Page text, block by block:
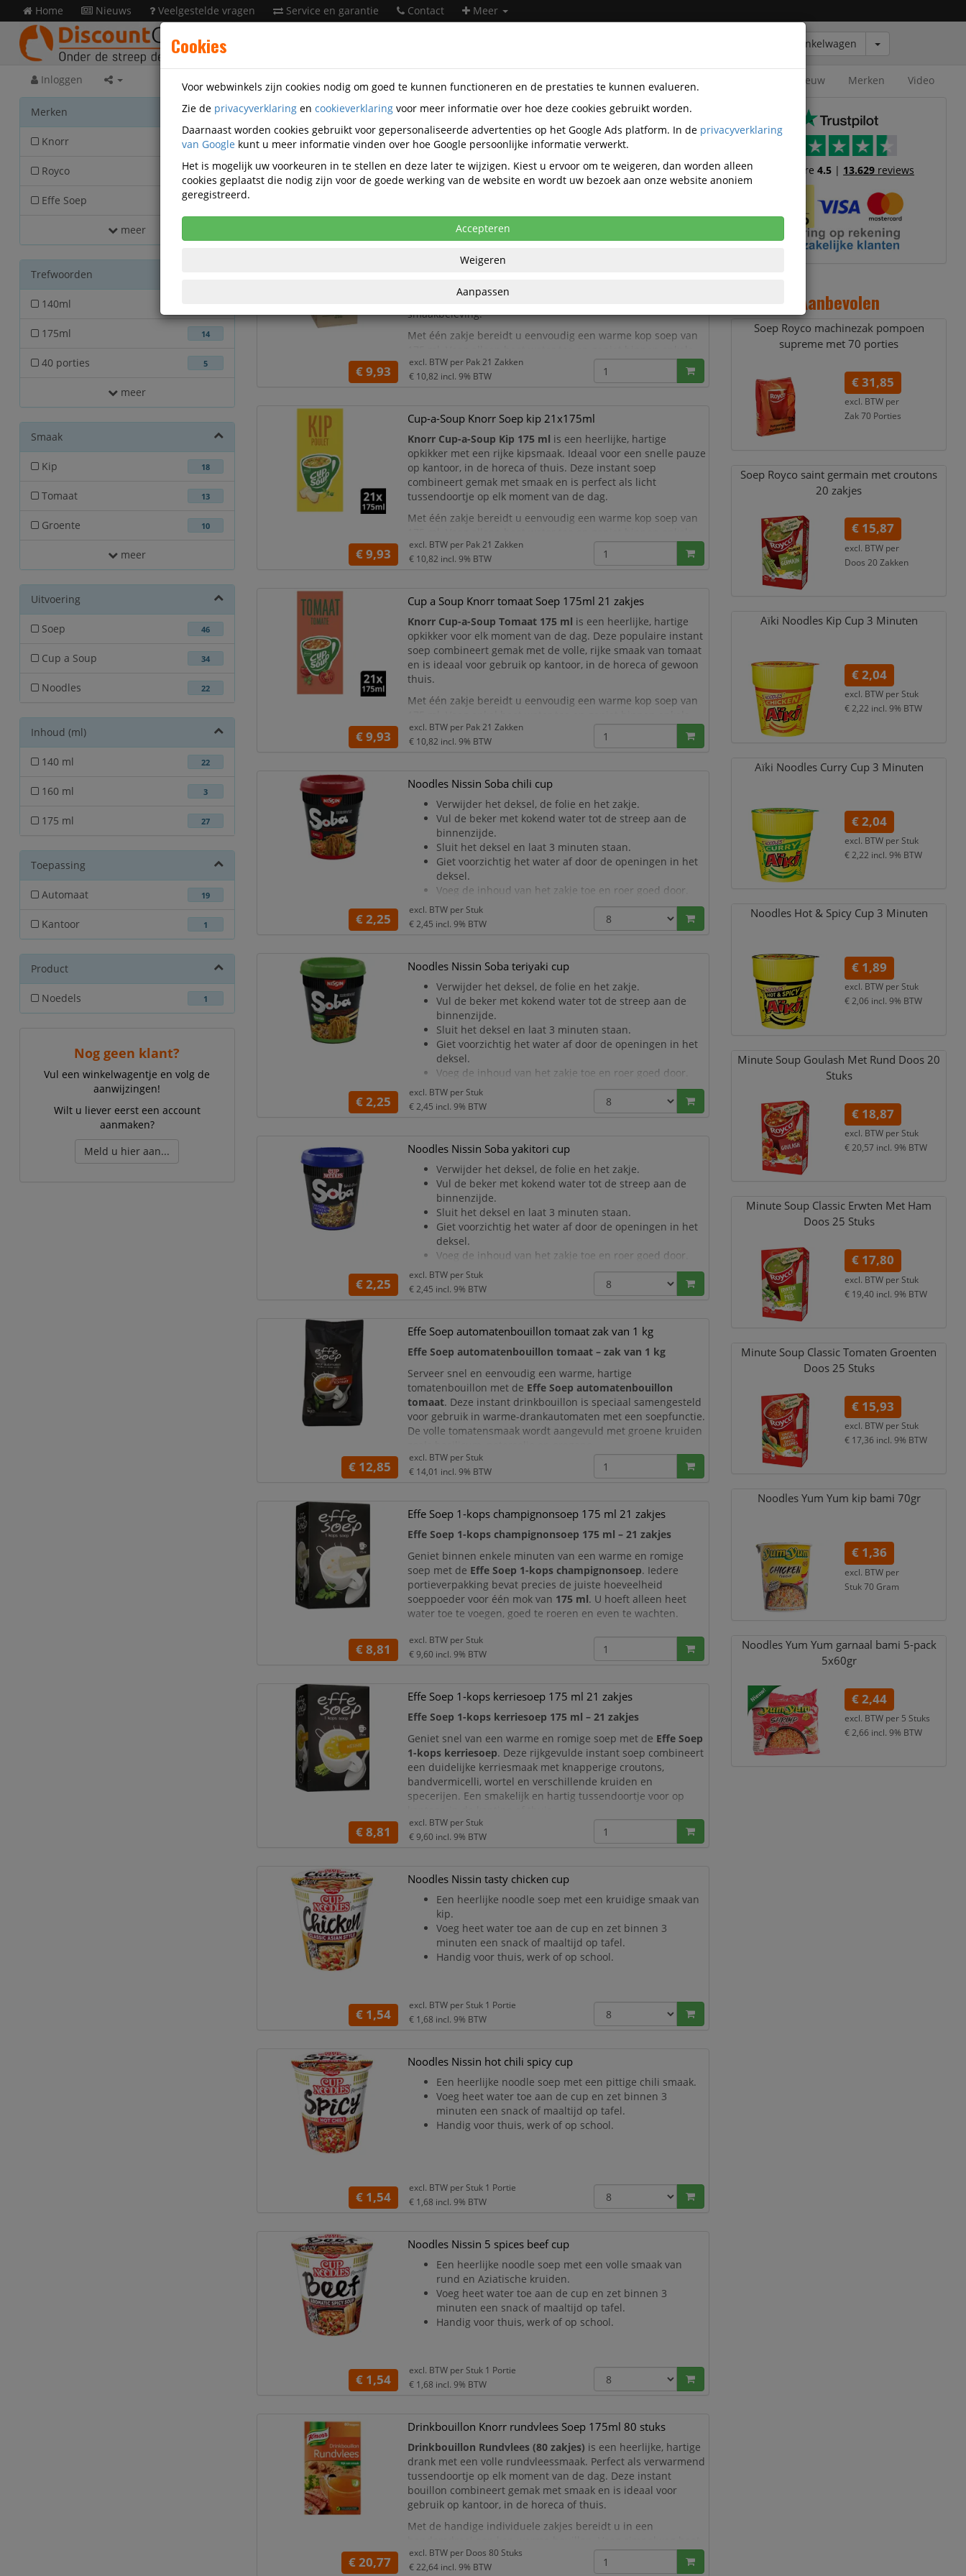
Winkelwagen
Home Nieuws Veelgestelde vragen Service en garantie Contact Meer
Inloggen Nieuw Merken Video
Merken
Knorr 43
Royco 35
Effe Soep 17
meer
Trefwoorden
140ml
175ml 14
40 porties 5
meer
Smaak
Kip 18
Tomaat 13
Groente 10
meer
Uitvoering
Soep 46
Cup a Soup 34
Noodles 22
Inhoud (ml)
140 ml 22
160 ml 3
175 ml 27
Toepassing
Automaat 19
Kantoor 1
Product
Noedels 1
Nog geen klant?
Vul een winkelwagentje en volg de
aanwijzingen!
Wilt u liever eerst een account
aanmaken?
Meld u hier aan...
Facilitaire artikelen Catering-artikelen Kantoor soep
Kantoor soep
Populariteit
Cup a Soup Knorr champignon creme Soep 175ml
Knorr Cup-a-Soup Champignon Crème 175 ml
heerlijke, romige opkikker met een volle champignonsmaak.
Ideaal voor een snelle pauze op kantoor, in de horeca of thuis.
Deze instant soep combineert gemak met een rijke en zachte
smaakbeleving.
Met één zakje bereidt u eenvoudig een warme kop soep van
seconden van een romige en licht verteerbare snack.
Bovendien bevat deze Cup-a-Soup sle
€ 9,93
excl. BTW per Pak 21 Zakken
€ 10,82 incl. 9% BTW
Cup-a-Soup Knorr Soep kip 21x175ml
Knorr Cup-a-Soup Kip 175 ml is een heerlijke, hartige
opkikker met een rijke kipsmaak. Ideaal voor een snelle pauze
op kantoor, in de horeca of thuis. Deze instant soep
combineert gemak met smaak en is perfect als licht
tussendoortje op elk moment van de dag.
Met één zakje bereidt u eenvoudig een warme kop soep van
seconden van een smaakvolle en lichte snack. Bovendien
bevat deze Cup-a
€ 9,93
excl. BTW per Pak 21 Zakken
€ 10,82 incl. 9% BTW
Cup a Soup Knorr tomaat Soep 175ml 21 zakjes
Knorr Cup-a-Soup Tomaat 175 ml is een heerlijke, hartige
opkikker voor elk moment van de dag. Deze populaire instant
soep combineert gemak met de volle, rijke smaak van tomaat
en is ideaal voor gebruik op kantoor, in de horeca of gewoon
thuis.
Met één zakje bereidt u eenvoudig een warme kop soep van
seconden van een smaakvolle en licht verteerbare pauze.
Bovendien bevat deze Cup-a-Soup
€ 9,93
excl. BTW per Pak 21 Zakken
€ 10,82 incl. 9% BTW
Noodles Nissin Soba chili cup
Verwijder het deksel, de folie en het zakje.
Vul de beker met kokend water tot de streep aan de
binnenzijde.
Sluit het deksel en laat 3 minuten staan.
Giet voorzichtig het water af door de openingen in het
deksel.
Voeg de inhoud van het zakje toe en roer goed door.
Let op: Bekijk ook de tekening op de folie.
€ 2,25
excl. BTW per Stuk
€ 2,45 incl. 9% BTW
Noodles Nissin Soba teriyaki cup
Verwijder het deksel, de folie en het zakje.
Vul de beker met kokend water tot de streep aan de
binnenzijde.
Sluit het deksel en laat 3 minuten staan.
Giet voorzichtig het water af door de openingen in het
deksel.
Voeg de inhoud van het zakje toe en roer goed door.
Let op: Bekijk ook de tekening op de folie.
€ 2,25
excl. BTW per Stuk
€ 2,45 incl. 9% BTW
Noodles Nissin Soba yakitori cup
Verwijder het deksel, de folie en het zakje.
Vul de beker met kokend water tot de streep aan de
binnenzijde.
Sluit het deksel en laat 3 minuten staan.
Giet voorzichtig het water af door de openingen in het
deksel.
Voeg de inhoud van het zakje toe en roer goed door.
Let op: Bekijk ook de tekening op de folie.
€ 2,25
excl. BTW per Stuk
€ 2,45 incl. 9% BTW
Effe Soep automatenbouillon tomaat zak van 1 kg
Effe Soep automatenbouillon tomaat – zak van 1 kg
Serveer snel en eenvoudig een warme, hartige
tomatenbouillon met de Effe Soep automatenbouillon
tomaat. Deze instant drinkbouillon is speciaal samengesteld
voor gebruik in warme-drankautomaten met een soepfunctie.
De volle tomatensmaak wordt aangevuld met groene kruiden
De verpakking van
is praktisch voor kantoren,
bedrijfskantines, wachtruimtes,
€ 12,85
excl. BTW per Stuk
€ 14,01 incl. 9% BTW
Effe Soep 1-kops champignonsoep 175 ml 21 zakjes
Effe Soep 1-kops champignonsoep 175 ml – 21 zakjes
Geniet binnen enkele minuten van een warme en romige
soep met de Effe Soep 1-kops champignonsoep. Iedere
portieverpakking bevat precies de juiste hoeveelheid
soeppoeder voor één mok van 175 ml. U hoeft alleen heet
water toe te voegen, goed te roeren en even te wachten.
De volle champignonsmaak wordt gecombineerd met
knapperige croutons, stukjes champignon en groene
kruiden
€ 8,81
excl. BTW per Stuk
€ 9,60 incl. 9% BTW
Effe Soep 1-kops kerriesoep 175 ml 21 zakjes
Effe Soep 1-kops kerriesoep 175 ml – 21 zakjes
Geniet snel van een warme en romige soep met de Effe Soep
1-kops kerriesoep. Deze rijkgevulde instant soep combineert
een duidelijke kerriesmaak met knapperige croutons,
bandvermicelli, wortel en verschillende kruiden en
specerijen. Een smakelijk en hartig tussendoortje voor op
De dispenserdoos bevat
21 individueel verpakte zakjes
. Ieder
zakje bevat precies vold
€ 8,81
excl. BTW per Stuk
€ 9,60 incl. 9% BTW
Noodles Nissin tasty chicken cup
Een heerlijke noodle soep met een kruidige smaak van
kip.
Voeg heet water toe aan de cup en zet binnen 3
minuten een snack of maaltijd op tafel.
Handig voor thuis, werk of op school.
€ 1,54
excl. BTW per Stuk 1 Portie
€ 1,68 incl. 9% BTW
Noodles Nissin hot chili spicy cup
Een heerlijke noodle soep met een pittige chili smaak.
Voeg heet water toe aan de cup en zet binnen 3
minuten een snack of maaltijd op tafel.
Handig voor thuis, werk of op school.
€ 1,54
excl. BTW per Stuk 1 Portie
€ 1,68 incl. 9% BTW
Noodles Nissin 5 spices beef cup
Een heerlijke noodle soep met een volle smaak van
rund en Aziatische kruiden.
Voeg heet water toe aan de cup en zet binnen 3
minuten een snack of maaltijd op tafel.
Handig voor thuis, werk of op school.
€ 1,54
excl. BTW per Stuk 1 Portie
€ 1,68 incl. 9% BTW
Drinkbouillon Knorr rundvlees Soep 175ml 80 stuks
Drinkbouillon Rundvlees (80 zakjes) is een heerlijke, hartige
drank met een volle rundvleessmaak. Perfect als verwarmend
tussendoortje op elk moment van de dag. Deze instant
bouillon combineert gemak met smaak en is ideaal voor
gebruik op kantoor, in de horeca of thuis.
Met de handige individuele zakjes bereidt u in een
water toe en geniet direct van een rijke, hartige en licht
verteerbar
€ 20,77
excl. BTW per Doos 80 Stuks
€ 22,64 incl. 9% BTW
Trustscore4.5 | 13.629 reviews
Aanbevolen
Soep Royco machinezak pompoen
supreme met 70 porties
€ 31,85
excl. BTW per
Zak 70 Porties
Soep Royco saint germain met croutons
20 zakjes
€ 15,87
excl. BTW per
Doos 20 Zakken
Aïki Noodles Kip Cup 3 Minuten
€ 2,04
excl. BTW per Stuk
€ 2,22 incl. 9% BTW
Aïki Noodles Curry Cup 3 Minuten
€ 2,04
excl. BTW per Stuk
€ 2,22 incl. 9% BTW
Noodles Hot & Spicy Cup 3 Minuten
€ 1,89
excl. BTW per Stuk
€ 2,06 incl. 9% BTW
Minute Soup Goulash Met Rund Doos 20
Stuks
€ 18,87
excl. BTW per Stuk
€ 20,57 incl. 9% BTW
Minute Soup Classic Erwten Met Ham
Doos 25 Stuks
€ 17,80
excl. BTW per Stuk
€ 19,40 incl. 9% BTW
Minute Soup Classic Tomaten Groenten
Doos 25 Stuks
€ 15,93
excl. BTW per Stuk
€ 17,36 incl. 9% BTW
Noodles Yum Yum kip bami 70gr
€ 1,36
excl. BTW per
Stuk 70 Gram
Noodles Yum Yum garnaal bami 5-pack
5x60gr
€ 2,44
excl. BTW per 5 Stuks
€ 2,66 incl. 9% BTW
Cookies
Voor webwinkels zijn cookies nodig om goed te kunnen functioneren en de prestaties te kunnen evalueren.
Zie de privacyverklaring en cookieverklaring voor meer informatie over hoe deze cookies gebruikt worden.
Daarnaast worden cookies gebruikt voor gepersonaliseerde advertenties op het Google Ads platform. In de privacyverklaring
van Google kunt u meer informatie vinden over hoe Google persoonlijke informatie verwerkt.
Het is mogelijk uw voorkeuren in te stellen en deze later te wijzigen. Kiest u ervoor om te weigeren, dan worden alleen
cookies geplaatst die nodig zijn voor de goede werking van de website en wordt uw bezoek aan onze website anoniem
geregistreerd.
Accepteren
Weigeren
Aanpassen